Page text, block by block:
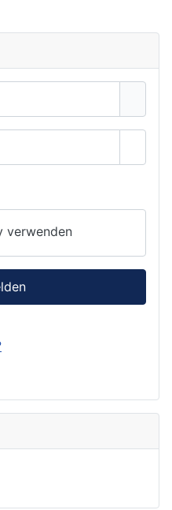
verwenden